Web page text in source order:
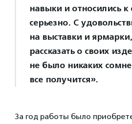
навыки и относились к
серьезно. С
на выставки и
рассказать о своих
не было никаких
все получится».
За год работы было